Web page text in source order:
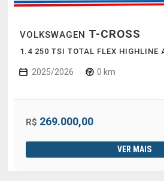
VOLKSWAGEN T-CROSS
1.4 250 TSI TOTAL FLEX HIGHLINE
2025/2026 0 km
R$ 269.000,00
VER MAIS